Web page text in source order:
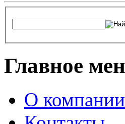
Главное
О